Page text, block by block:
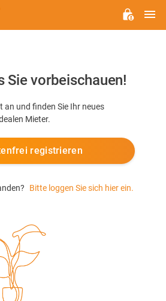
Sie vorbeischauen!
an und finden Sie Ihr neues
Mieter.
registrieren
Bitte loggen Sie sich hier ein.